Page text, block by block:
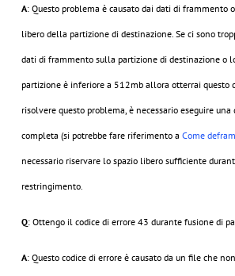
A: Questo problema è causato dai dati di frammento
libero della partizione di destinazione. Se ci sono
dati di frammento sulla partizione di destinazione o
partizione è inferiore a 512mb allora otterrai questo
risolvere questo problema, è necessario eseguire
completa (si potrebbe fare riferimento a Come
necessario riservare lo spazio libero sufficiente
restringimento.
Q: Ottengo il codice di errore 43 durante fusione di
A: Questo codice di errore è causato da un file che